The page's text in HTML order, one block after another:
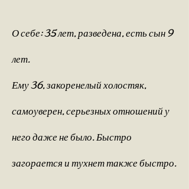
О себе: 35 лет, разведена, есть сын 9
лет.
Ему 36, закоренелый холостяк,
самоуверен, серьезных отношений у
него даже не было. Быстро
загорается и тухнет также быстро.